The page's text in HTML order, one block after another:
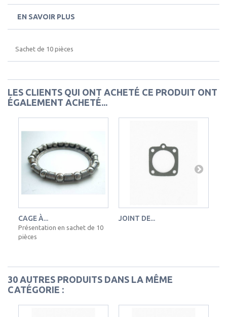
EN SAVOIR PLUS
Sachet de 10 pièces
LES CLIENTS QUI ONT ACHETÉ CE PRODUIT ONT
ÉGALEMENT ACHETÉ...
CAGE À...
Présentation en sachet de 10
pièces
JOINT DE...
30 AUTRES PRODUITS DANS LA MÊME
CATÉGORIE :